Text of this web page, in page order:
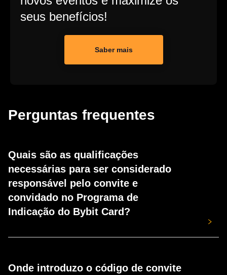
seus benefícios!
Saber mais
Perguntas frequentes
Quais são as qualificações
necessárias para ser considerado
responsável pelo convite e
convidado no Programa de
Indicação do Bybit Card?
Responsável pelo convite
Onde introduzo o código de convite